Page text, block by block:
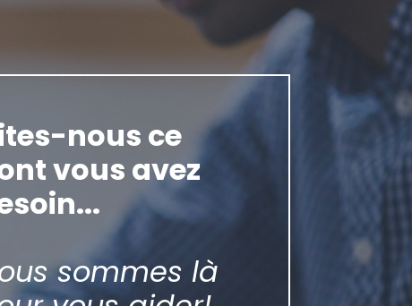
nous ce
vous avez
sommes là